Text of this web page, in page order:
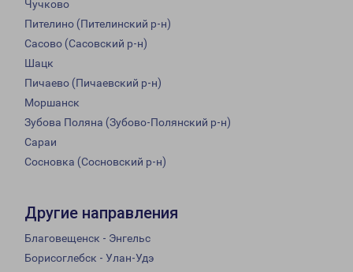
Чучково
Пителино (Пителинский р-н)
Сасово (Сасовский р-н)
Шацк
Пичаево (Пичаевский р-н)
Моршанск
Зубова Поляна (Зубово-Полянский р-н)
Сараи
Сосновка (Сосновский р-н)
Другие направления
Благовещенск - Энгельс
Борисоглебск - Улан-Удэ